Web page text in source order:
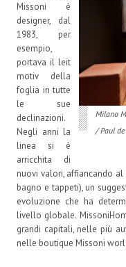
Milano
/ Paul
Missoni è
designer, dal
1983, per
esempio,
portava il leit
motiv della
foglia in tutte
le sue
declinazioni.
Negli anni la
linea si è
arricchita di
nuovi valori, affiancando
bagno e tappeti), un
evoluzione che ha
livello globale.
grandi capitali, nelle più
nelle boutique Missoni